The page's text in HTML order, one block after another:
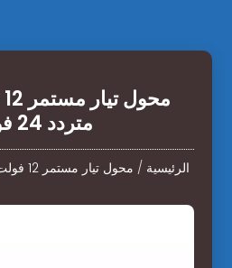
متردد 24 فولت
الرئيسية / محول تيار مستمر 12 فولت إلى تيار متردد 24 فولت